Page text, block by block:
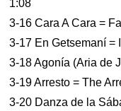
1:08
3-16 Cara A Cara =
3-17 En Getsemaní =
3-18 Agonía (Aria de
3-19 Arresto = The
3-20 Danza de la